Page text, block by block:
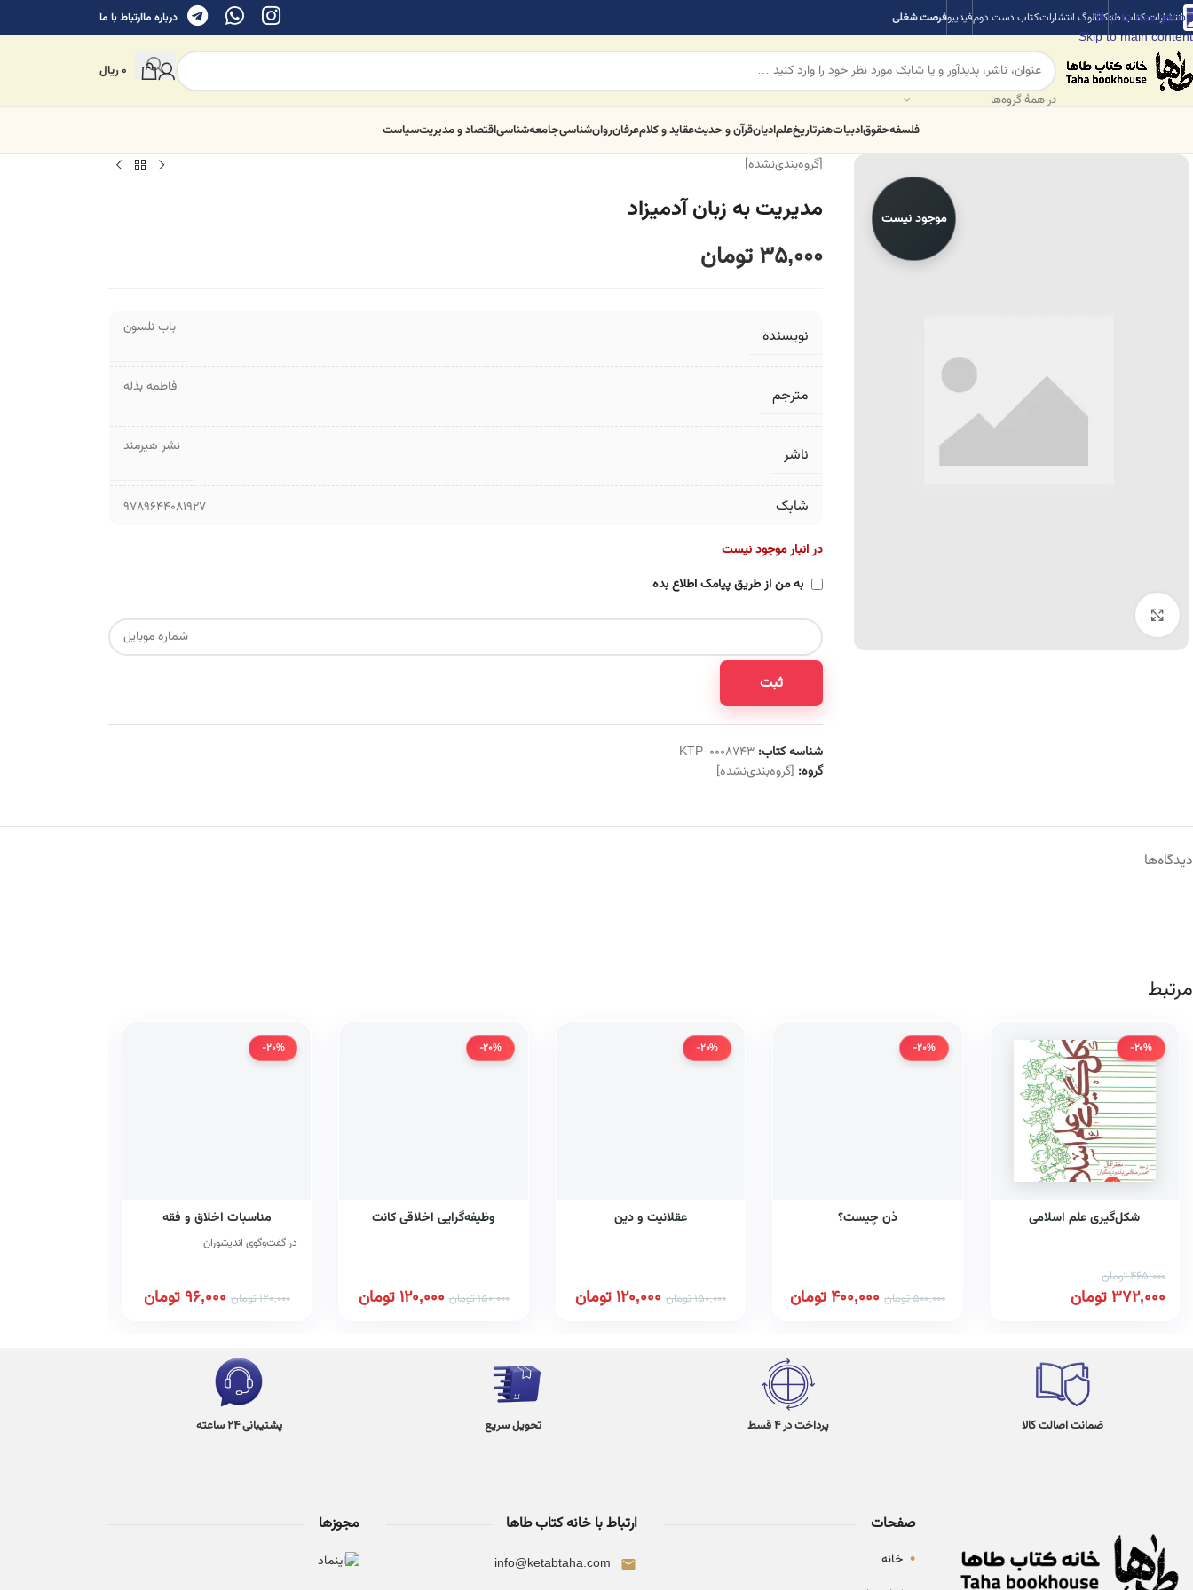
Skip to navigation
Skip to main content
انتشارات کتاب طهکاتالوگ انتشاراتکتاب دست دومفیدیبوفرصت شغلی درباره ماارتباط با ما
در همهٔ گروه‌ها
0ریال
فلسفهحقوقادبیاتهنرتاریخعلمادیانقرآن و حدیثعقاید و کلامعرفانروان‌شناسیجامعه‌شناسیاقتصاد و مدیریتسیاست
موجود نیست
[گروه‌بندی‌نشده]
مدیریت به زبان آدمیزاد
35,000 تومان
نویسنده باب نلسون
مترجم فاطمه بذله
ناشر نشر هیرمند
شابک 9789644081927
در انبار موجود نیست
به من از طریق پیامک اطلاع بده
ثبت
شناسه کتاب:KTP-0008743
گروه: [گروه‌بندی‌نشده]
دیدگاه‌ها
مرتبط
-20%
شکل‌گیری علم اسلامی
465,000تومان
372,000تومان
-20%
ذن چیست؟
500,000تومان 400,000تومان
-20%
عقلانیت و دین
150,000تومان 120,000تومان
-20%
وظیفه‌گرایی اخلاقی کانت
150,000تومان 120,000تومان
-20%
مناسبات اخلاق و فقه
در گفت‌وگوی اندیشوران
120,000تومان 96,000تومان
ضمانت اصالت کالا پرداخت در 4 قسط تحویل سریع پشتیبانی 24 ساعته
صفحات
• خانه
ارتباط با خانه کتاب طاها
info@ketabtaha.com
مجوزها